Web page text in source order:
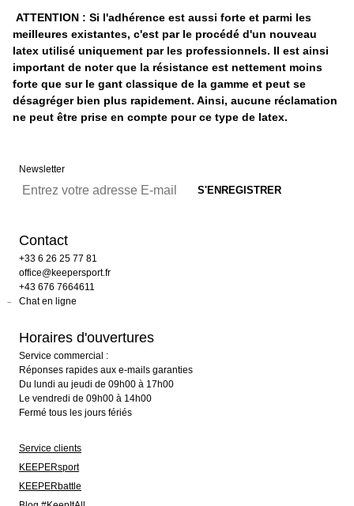
ATTENTION : Si l'adhérence est aussi forte et parmi les
meilleures existantes, c'est par le procédé d'un nouveau
latex utilisé uniquement par les professionnels. Il est ainsi
important de noter que la résistance est nettement moins
forte que sur le gant classique de la gamme et peut se
désagréger bien plus rapidement. Ainsi, aucune réclamation
ne peut être prise en compte pour ce type de latex.
Newsletter
Contact
+33 6 26 25 77 81
office@keepersport.fr
+43 676 7664611
Chat en ligne
Horaires d'ouvertures
Service commercial :
Réponses rapides aux e-mails garanties
Du lundi au jeudi de 09h00 à 17h00
Le vendredi de 09h00 à 14h00
Fermé tous les jours fériés
Service clients
KEEPERsport
KEEPERbattle